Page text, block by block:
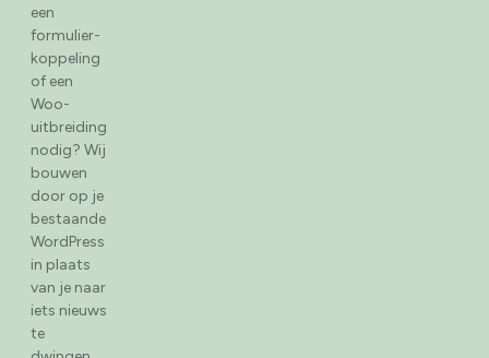
een
formulier-
koppeling
of een
Woo-
uitbreiding
nodig? Wij
bouwen
door op je
bestaande
WordPress
in plaats
van je naar
iets nieuws
te